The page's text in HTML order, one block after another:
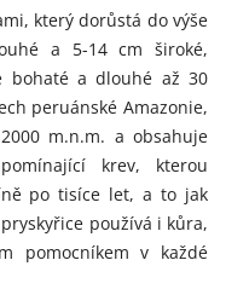
který dorůstá do výše
a 5-14 cm široké,
bohaté a dlouhé až 30
peruánské Amazonie,
m.n.m. a obsahuje
krev, kterou
po tisíce let, a to jak
používá i kůra,
pomocníkem v každé